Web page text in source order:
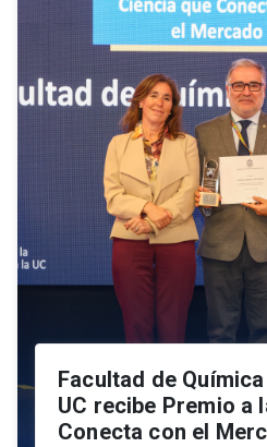
Facultad de
UC recibe Premio a
Conecta con el